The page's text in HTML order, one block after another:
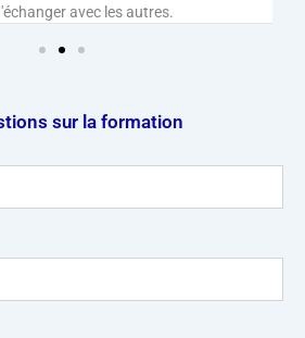
avec les autres.
sur la formation